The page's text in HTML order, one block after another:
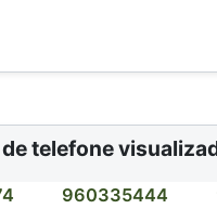
telefone
960335444